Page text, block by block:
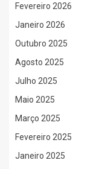
Fevereiro 2026
Janeiro 2026
Outubro 2025
Agosto 2025
Julho 2025
Maio 2025
Março 2025
Fevereiro 2025
Janeiro 2025